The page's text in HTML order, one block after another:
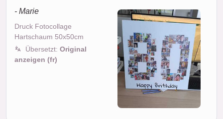
- Marie
Druck Fotocollage
Hartschaum 50x50cm
Übersetzt: Original
anzeigen (fr)